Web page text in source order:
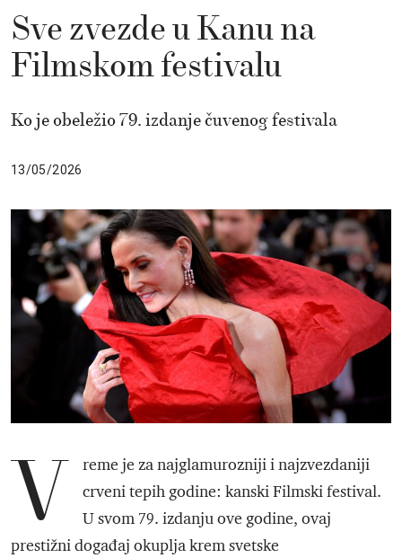
Sve zvezde u Kanu na
Filmskom festivalu
Ko je obeležio 79. izdanje čuvenog festivala
13/05/2026
V
reme je za najglamurozniji i najzvezdaniji
crveni tepih godine: kanski Filmski festival.
U svom 79. izdanju ove godine, ovaj
prestižni događaj okuplja krem svetske